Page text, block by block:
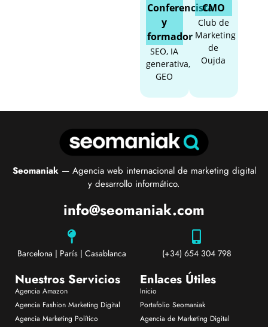
Conferencista
y
formador
SEO, IA
generativa,
GEO
CMO
Club de
Marketing
de
Oujda
Seomaniak— Agencia web internacional de marketing digital
y desarrollo informático.
info@seomaniak.com
Barcelona | París | Casablanca (+34) 654 304 798
Nuestros Servicios
Agencia Amazon
Agencia Fashion Marketing Digital
Agencia Marketing Político
Enlaces Útiles
Inicio
Portafolio Seomaniak
Agencia de Marketing Digital